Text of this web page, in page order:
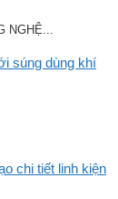
NGHỆ...
súng dùng khí
chi tiết linh kiện